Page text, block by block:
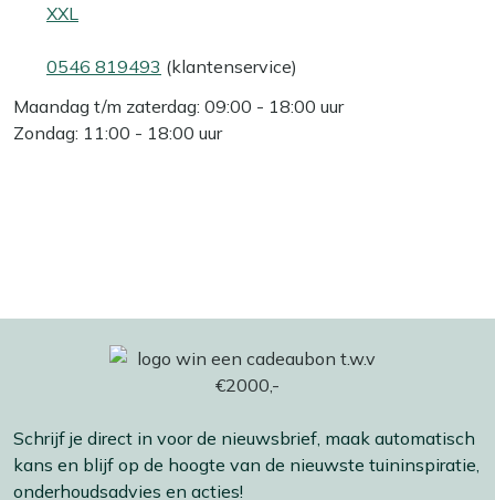
XXL
0546 819493 (klantenservice)
Maandag t/m zaterdag: 09:00 - 18:00 uur
Zondag: 11:00 - 18:00 uur
Schrijf je direct in voor de nieuwsbrief, maak automatisch
kans en blijf op de hoogte van de nieuwste tuininspiratie,
onderhoudsadvies en acties!